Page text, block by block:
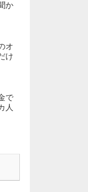
か
オ
け
で
人